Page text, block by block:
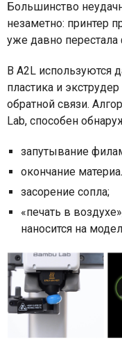
Большинство
незаметно: принтер
уже давно
В A2L используются
пластика и
обратной связи.
Lab, способен
запутывание
окончание
засорение сопла;
«печать в
наносится на